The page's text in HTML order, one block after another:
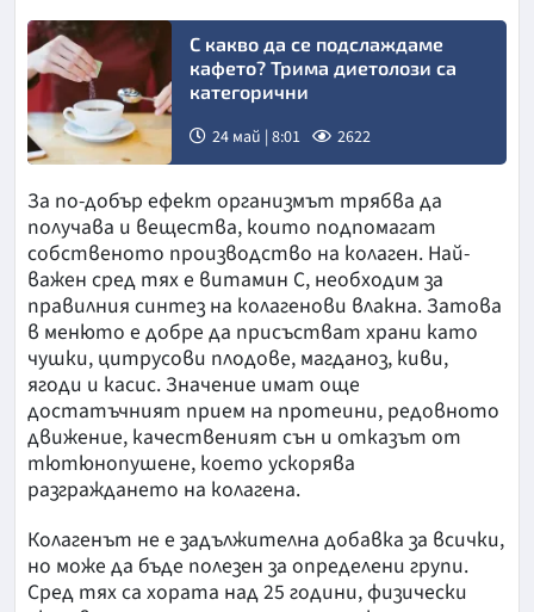
С какво да се подслаждаме
кафето? Трима диетолози са
категорични
24 май | 8:01 2622
За по-добър ефект организмът трябва да
получава и вещества, които подпомагат
собственото производство на колаген. Най-
важен сред тях е витамин C, необходим за
правилния синтез на колагенови влакна. Затова
в менюто е добре да присъстват храни като
чушки, цитрусови плодове, магданоз, киви,
ягоди и касис. Значение имат още
достатъчният прием на протеини, редовното
движение, качественият сън и отказът от
тютюнопушене, което ускорява
разграждането на колагена.
Колагенът не е задължителна добавка за всички,
но може да бъде полезен за определени групи.
Сред тях са хората над 25 години, физически